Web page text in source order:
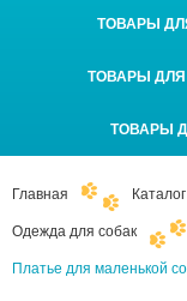
ТОВАРЫ
ТОВАРЫ
ТОВАРЫ
Главная Каталог
Одежда для собак
Платье для маленькой